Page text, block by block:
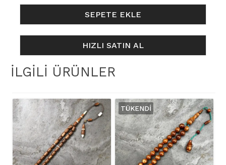
Maskot
(Efe)
Model
Kuka
adet
SEPETE EKLE
HIZLI SATIN AL
İLGILI ÜRÜNLER
TÜKENDI